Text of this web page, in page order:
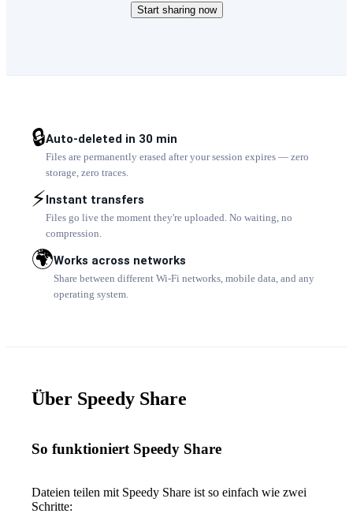
Start sharing now
🔒Auto-deleted in 30 min
Files are permanently erased after your session expires — zero
storage, zero traces.
⚡ Instant transfers
Files go live the moment they're uploaded. No waiting, no
compression.
🌍Works across networks
Share between different Wi-Fi networks, mobile data, and any
operating system.
Über Speedy Share
So funktioniert Speedy Share
Dateien teilen mit Speedy Share ist so einfach wie zwei
Schritte: